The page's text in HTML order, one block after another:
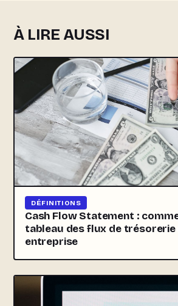
À LIRE AUSSI
DÉFINITIONS
Cash Flow Statement :
tableau des flux de trésorerie
entreprise